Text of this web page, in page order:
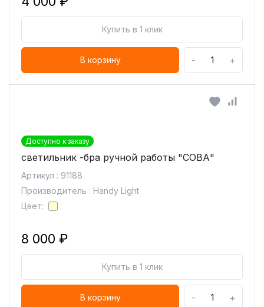
Купить в 1 клик
В корзину - +
Доступно к заказу
светильник -бра ручной работы "СОВА"
Артикул : 91188
Производитель : Handy Light
Цвет:
8 000 ₽
Купить в 1 клик
В корзину - +